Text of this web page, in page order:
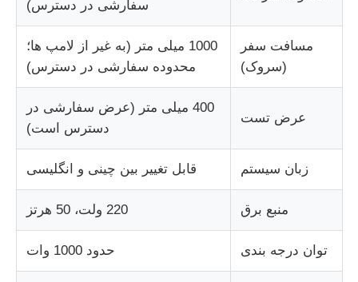
سفارشی در دسترس)
مسافت سفر
(سروک)
1000 میلی متر (به غیر از لامپ ها؛
محدوده سفارشی در دسترس)
عرض تست
400 میلی متر (عرض سفارشی در
دسترس است)
زبان سیستم قابل تغییر بین چینی و انگلیسی
منبع برق 220 ولت، 50 هرتز
توان درجه بندی حدود 1000 وات